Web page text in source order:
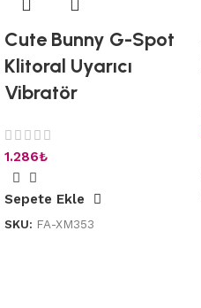
Cute Bunny G-Spot
Klitoral Uyarıcı
Vibratör
1.286₺
Sepete Ekle
SKU: FA-XM353